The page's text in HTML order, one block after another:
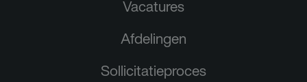
Vacatures
Afdelingen
Sollicitatieproces